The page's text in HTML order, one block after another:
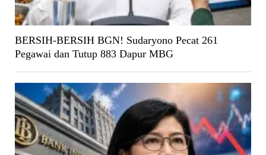
BERSIH-BERSIH BGN! Sudaryono Pecat 261
Pegawai dan Tutup 883 Dapur MBG